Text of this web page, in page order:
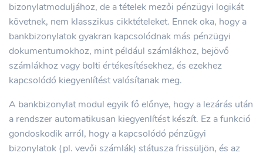
bizonylatmoduljához, de a tételek mezői pénzügyi logikát
követnek, nem klasszikus cikktételeket. Ennek oka, hogy a
bankbizonylatok gyakran kapcsolódnak más pénzügyi
dokumentumokhoz, mint például számlákhoz, bejövő
számlákhoz vagy bolti értékesítésekhez, és ezekhez
kapcsolódó kiegyenlítést valósítanak meg.
A bankbizonylat modul egyik fő előnye, hogy a lezárás után
a rendszer automatikusan kiegyenlítést készít. Ez a funkció
gondoskodik arról, hogy a kapcsolódó pénzügyi
bizonylatok (pl. vevői számlák) státusza frissüljön, és az